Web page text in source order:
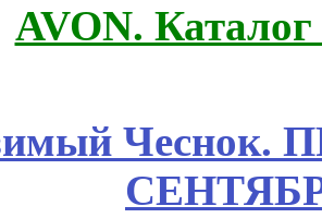
AVON.
Чеснок.